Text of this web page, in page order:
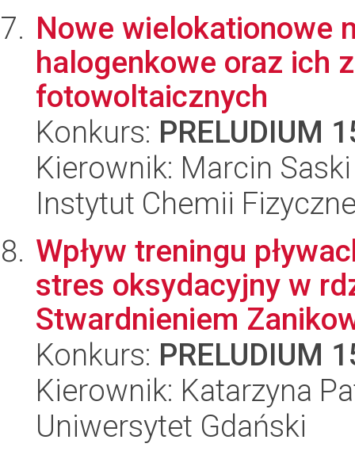
Nowe wielokationowe
halogenkowe oraz ich
fotowoltaicznych
Konkurs: PRELUDIUM
Kierownik: Marcin Saski
Instytut Chemii
Wpływ treningu
stres oksydacyjny w
Stwardnieniem
Konkurs: PRELUDIUM
Kierownik: Katarzyna
Uniwersytet Gdański